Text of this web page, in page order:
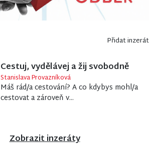
Přidat inzerát
Cestuj, vydělávej a žij svobodně
Stanislava Provazníková
Máš rád/a cestování? A co kdybys mohl/a
cestovat a zároveň v...
Zobrazit inzeráty